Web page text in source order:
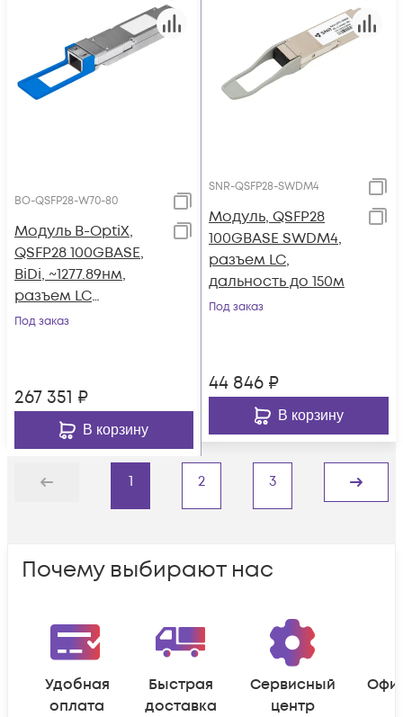
BO-QSFP28-W70-80
Модуль B-OptiX,
QSFP28 100GBASE,
BiDi, ~1277.89нм,
разъем LC
дальность до 80км
Под заказ
267 351 ₽
В корзину
SNR-QSFP28-SWDM4
Модуль, QSFP28
100GBASE SWDM4,
разъем LC,
дальность до 150м
Под заказ
44 846 ₽
В корзину
Назад
1 2 3
Дальше
Почему выбирают нас
Удобная
оплата
Быстрая
доставка
Сервисный
центр